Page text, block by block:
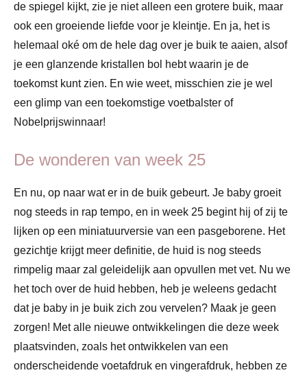
de spiegel kijkt, zie je niet alleen een grotere buik, maar
ook een groeiende liefde voor je kleintje. En ja, het is
helemaal oké om de hele dag over je buik te aaien, alsof
je een glanzende kristallen bol hebt waarin je de
toekomst kunt zien. En wie weet, misschien zie je wel
een glimp van een toekomstige voetbalster of
Nobelprijswinnaar!
De wonderen van week 25
En nu, op naar wat er in de buik gebeurt. Je baby groeit
nog steeds in rap tempo, en in week 25 begint hij of zij te
lijken op een miniatuurversie van een pasgeborene. Het
gezichtje krijgt meer definitie, de huid is nog steeds
rimpelig maar zal geleidelijk aan opvullen met vet. Nu we
het toch over de huid hebben, heb je weleens gedacht
dat je baby in je buik zich zou vervelen? Maak je geen
zorgen! Met alle nieuwe ontwikkelingen die deze week
plaatsvinden, zoals het ontwikkelen van een
onderscheidende voetafdruk en vingerafdruk, hebben ze